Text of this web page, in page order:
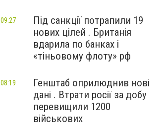
Під санкції потрапили 19
нових цілей . Британія
вдарила по банках і
«тіньовому флоту» рф
09:27
Генштаб оприлюднив нові
дані . Втрати росії за добу
перевищили 1200
військових
08:19